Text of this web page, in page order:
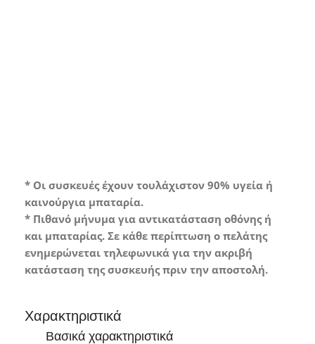
* Οι συσκευές έχουν τουλάχιστον 90% υγεία ή
καινούργια μπαταρία.
* Πιθανό μήνυμα για αντικατάσταση οθόνης ή
και μπαταρίας. Σε κάθε περίπτωση ο πελάτης
ενημερώνεται τηλεφωνικά για την ακριβή
κατάσταση της συσκευής πριν την αποστολή.
Χαρακτηριστικά
Βασικά χαρακτηριστικά